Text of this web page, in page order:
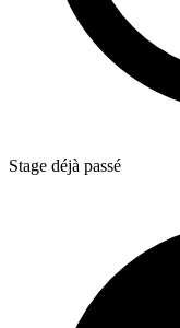
Stage déjà passé